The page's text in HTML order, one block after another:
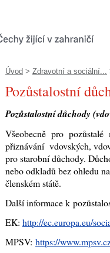
Úvod > Zdravotní a sociální...
Pozůstalostní
Pozůstalostní důchody
Všeobecně pro
přiznávání vdovských,
pro starobní důchody.
nebo odkladů bez ohledu
členském státě.
Další informace k
EK: http://ec.europa.eu/
MPSV: https://